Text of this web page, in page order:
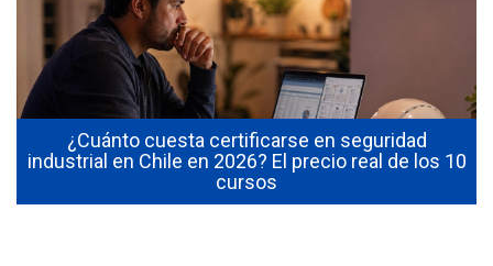
¿Cuánto cuesta certificarse en seguridad
industrial en Chile en 2026? El precio real de los 10
cursos